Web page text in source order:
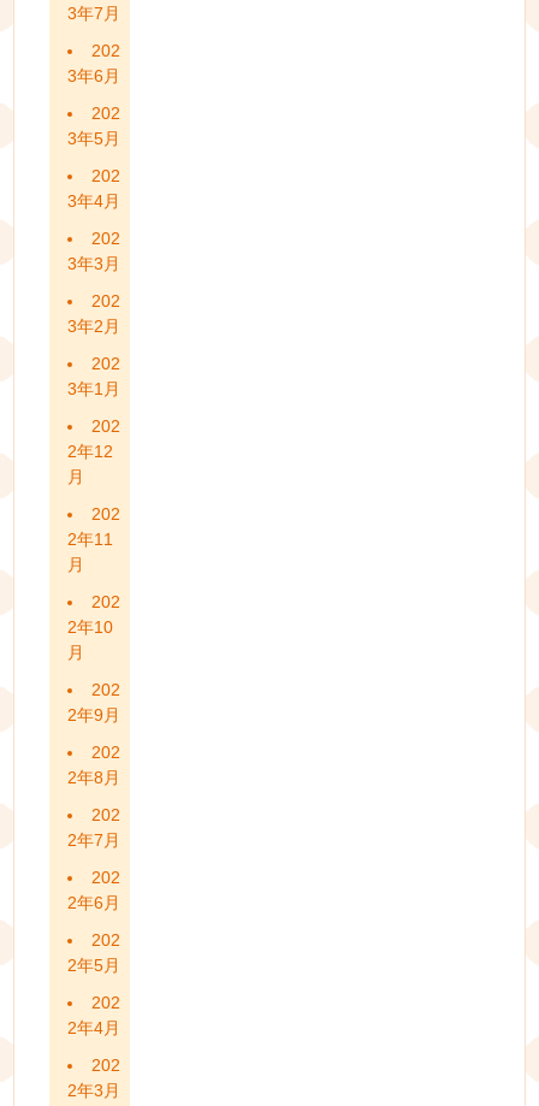
3年7月
202
3年6月
202
3年5月
202
3年4月
202
3年3月
202
3年2月
202
3年1月
202
2年12
月
202
2年11
月
202
2年10
月
202
2年9月
202
2年8月
202
2年7月
202
2年6月
202
2年5月
202
2年4月
202
2年3月